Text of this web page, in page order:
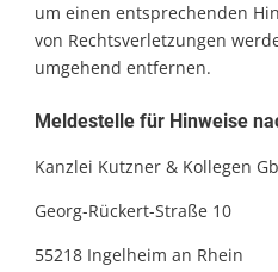
um einen entsprechenden
von Rechtsverletzungen
umgehend entfernen.
Meldestelle für Hinweise
Kanzlei Kutzner & Kollegen
Georg-Rückert-Straße 10
55218 Ingelheim an Rhein